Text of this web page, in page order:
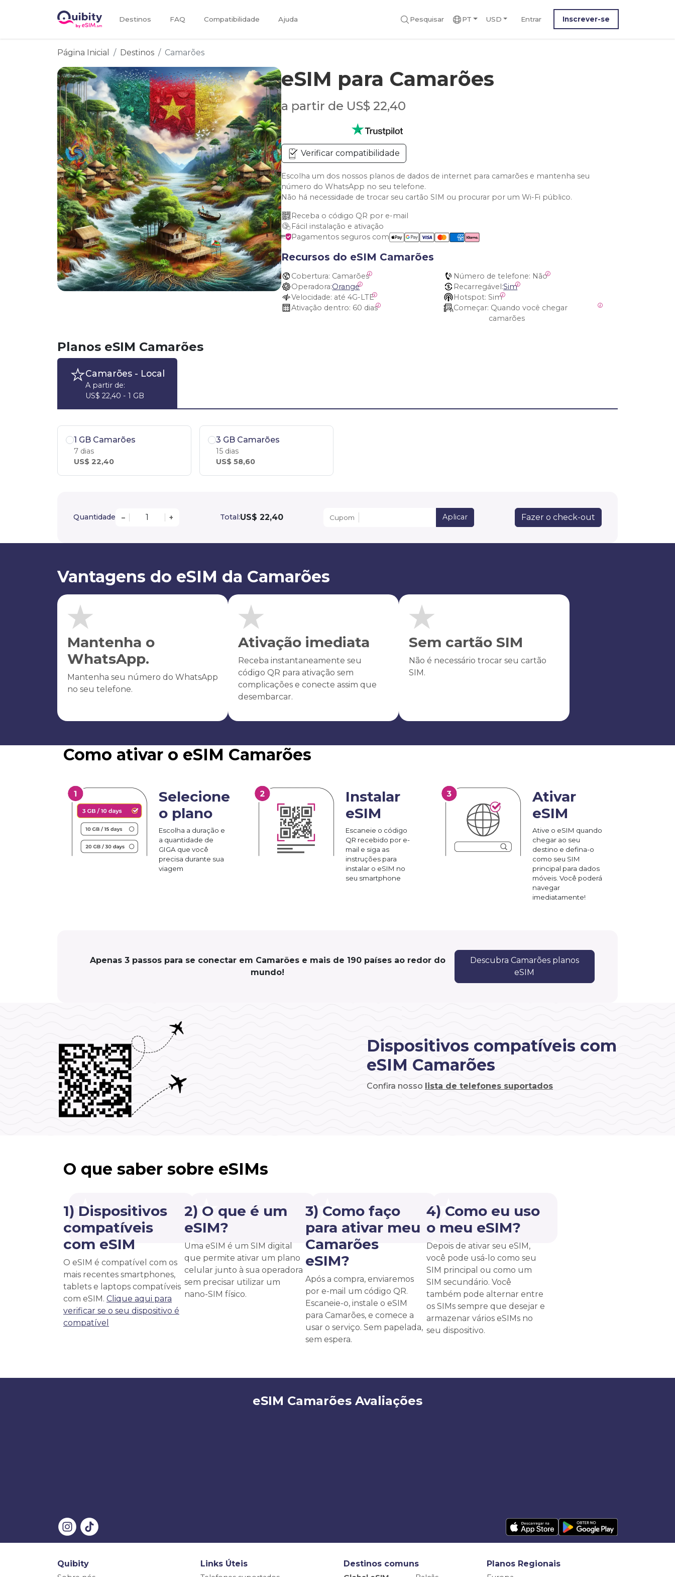
Destinos FAQ Compatibilidade Ajuda Pesquisar PT USD Entrar Inscrever-se
Página Inicial Destinos Camarões
eSIM para Camarões
a partir de US$ 22,40
Verificar compatibilidade
Escolha um dos nossos planos de dados de internet para camarões e mantenha seu
número do WhatsApp no seu telefone.
Não há necessidade de trocar seu cartão SIM ou procurar por um Wi-Fi público.
Receba o código QR por e-mail
Fácil instalação e ativação
Pagamentos seguros com
Recursos do eSIM Camarões
Cobertura: Camarões Número de telefone: Não
Operadora:Orange Recarregável:Sim
Velocidade: até 4G-LTE Hotspot: Sim
Ativação dentro: 60 dias Começar:
camarões
Planos eSIM Camarões
Camarões- Local
A partir de:
US$ 22,40 - 1 GB
1 GB Camarões
7 dias
US$ 22,40
3 GB Camarões
15 dias
US$ 58,60
Quantidade – + Total:US$ 22,40 Cupom Aplicar Fazer o check-out
Vantagens do eSIM da Camarões
Mantenha o
WhatsApp.
Mantenha seu número do WhatsApp
no seu telefone.
Ativação imediata
Receba instantaneamente seu
código QR para ativação sem
complicações e conecte assim que
desembarcar.
Sem cartão SIM
Não é necessário trocar seu cartão
SIM.
Como ativar o eSIM Camarões
Selecione
o plano
Escolha a duração e
a quantidade de
GIGA que você
precisa durante sua
viagem
Instalar
eSIM
Escaneie o código
QR recebido por e-
mail e siga as
instruções para
instalar o eSIM no
seu smartphone
Ativar
eSIM
Ative o eSIM quando
chegar ao seu
destino e defina-o
como seu SIM
principal para dados
móveis. Você poderá
navegar
imediatamente!
Apenas 3 passos para se conectar em Camarões e mais de 190 países ao redor do
mundo!
Descubra Camarões planos
eSIM
Dispositivos compatíveis com
eSIM Camarões
Confira nosso lista de telefones suportados
O que saber sobre eSIMs
1) Dispositivos
compatíveis
com eSIM
O eSIM é compatível com os
mais recentes smartphones,
tablets e laptops compatíveis
com eSIM. Clique aqui para
verificar se o seu dispositivo é
compatível
2) O que é um
eSIM?
Uma eSIM é um SIM digital
que permite ativar um plano
celular junto à sua operadora
sem precisar utilizar um
nano-SIM físico.
3) Como faço
para ativar meu
Camarões
eSIM?
Após a compra, enviaremos
por e-mail um código QR.
Escaneie-o, instale o eSIM
para Camarões, e comece a
usar o serviço. Sem papelada,
sem espera.
4) Como eu uso
o meu eSIM?
Depois de ativar seu eSIM,
você pode usá-lo como seu
SIM principal ou como um
SIM secundário. Você
também pode alternar entre
os SIMs sempre que desejar e
armazenar vários eSIMs no
seu dispositivo.
eSIM Camarões Avaliações
Quibity Links Úteis Destinos comuns Planos Regionais